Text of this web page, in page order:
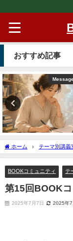
おすすめ記事
ホーム テーマ別講義
BOOKコミュニティ テ
第15回BOOKコ
2025年7月7日 2025年7